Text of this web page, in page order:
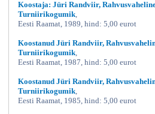
Koostaja: Jüri Randviir,
Turniirikogumik
Eesti Raamat, 1989, hind: 5,00 eurot
Koostanud Jüri Randviir,
Turniirikogumik
Eesti Raamat, 1987, hind: 5,00 eurot
Koostanud Jüri Randviir,
Turniirikogumik
Eesti Raamat, 1985, hind: 5,00 eurot